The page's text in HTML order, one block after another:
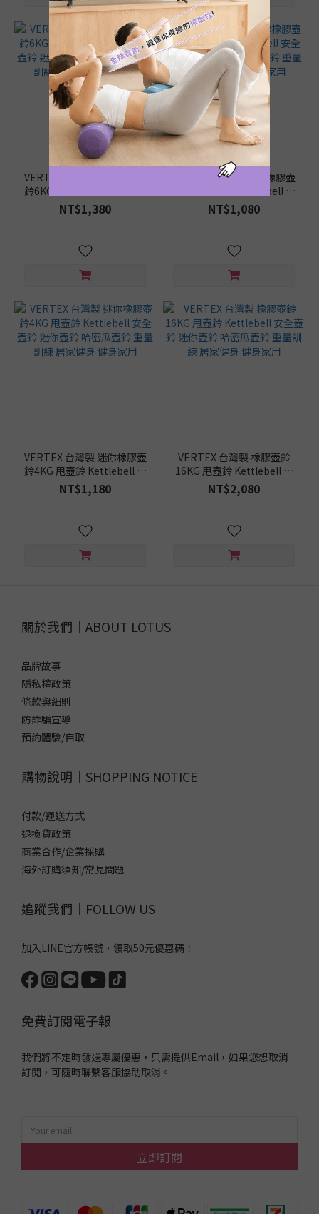
VERTEX 台灣製 迷你橡膠壺
鈴6KG 甩壺鈴 Kettlebell 安
全壺鈴 迷你壺鈴 哈密瓜壺鈴
重量訓練 居家健身 健身家用
NT$1,380
VERTEX 台灣製 迷你橡膠壺
鈴2KG 甩壺鈴 Kettlebell 安
全壺鈴 迷你壺鈴 哈密瓜壺鈴
重量訓練 居家健身 健身家用
NT$1,080
VERTEX 台灣製 迷你橡膠壺
鈴4KG 甩壺鈴 Kettlebell 安
全壺鈴 迷你壺鈴 哈密瓜壺鈴
重量訓練 居家健身 健身家用
NT$1,180
VERTEX 台灣製 橡膠壺鈴
16KG 甩壺鈴 Kettlebell 安
全壺鈴 迷你壺鈴 哈密瓜壺鈴
重量訓練 居家健身 健身家用
NT$2,080
關於我們｜ABOUT LOTUS
品牌故事
隱私權政策
條款與細則
防詐騙宣導
預約體驗/自取
購物說明｜SHOPPING NOTICE
付款/運送方式
退換貨政策
商業合作/企業採購
海外訂購須知/常見問題
追蹤我們｜FOLLOW US
加入LINE官方帳號，領取50元優惠碼！
免費訂閱電子報
我們將不定時發送專屬優惠，只需提供Email，如果您想取消
訂閱，可隨時聯繫客服協助取消。
立即訂閱